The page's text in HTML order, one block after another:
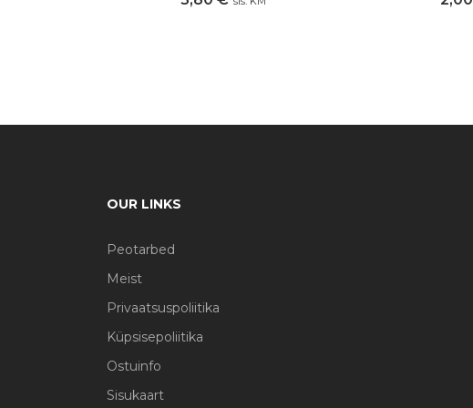
OUR LINKS
Peotarbed
Meist
Privaatsuspoliitika
Küpsisepoliitika
Ostuinfo
Sisukaart